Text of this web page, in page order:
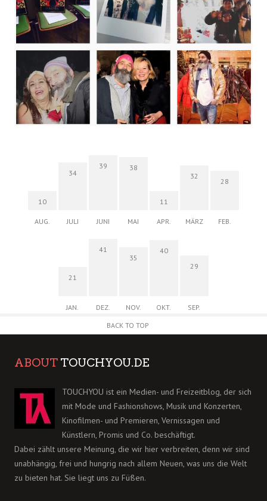
10
AUG.
34
JULI
39
JUNI
38
MAI
11
APR.
32
MÄRZ
28
FEB.
21
JAN.
41
DEZ.
35
NOV.
40
OKT.
29
SEP.
BACK TO TOP
ABOUT TOUCHYOU.DE
TOUCHYOU ist ein Medien- und Freizeitblog, der sich
mit Mode und Fashionshows, Musik und Konzerten,
Kinofilmen- und Premieren, Vernissagen und
Künstlern, Promis und Co. beschäftigt.
Dabei zählt unsere Meinung, die wir hier verbreiten, denn wir sind
unabhängig, frei und hungrig nach allem Neuen, was uns die Welt
zu bieten hat. Sie liegt uns zu Füßen.